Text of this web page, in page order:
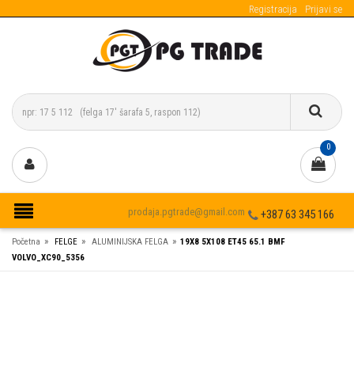
Registracija Prijavi se
0
+387 63 345 166
prodaja.pgtrade@gmail.com
Početna » FELGE » ALUMINIJSKA FELGA » 19X8 5X108 ET45 65.1 BMF
VOLVO_XC90_5356